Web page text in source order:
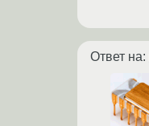
Ответ на: